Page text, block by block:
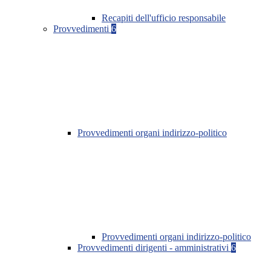
Recapiti dell'ufficio responsabile
Provvedimenti 6
Provvedimenti organi indirizzo-politico
Provvedimenti organi indirizzo-politico
Provvedimenti dirigenti - amministrativi 6